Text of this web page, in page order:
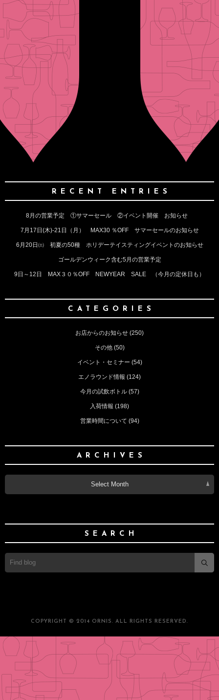
RECENT ENTRIES
8月の営業予定 ①サマーセール ②イベント開催 お知らせ
7月17日(木)‐21日（月） MAX30 ％OFF サマーセールのお知らせ
6月20日㈯ 初夏の50種 ホリデーテイスティングイベントのお知らせ
ゴールデンウィーク含む5月の営業予定
9日～12日 MAX３０％OFF NEWYEAR SALE （今月の定休日も）
CATEGORIES
お店からのお知らせ (250)
その他(50)
イベント・セミナー (54)
エノラウンド情報 (124)
今月の試飲ボトル(57)
入荷情報 (198)
営業時間について (94)
ARCHIVES
Select Month
SEARCH
COPYRIGHT © 2014 ORNIS. ALL RIGHTS RESERVED.